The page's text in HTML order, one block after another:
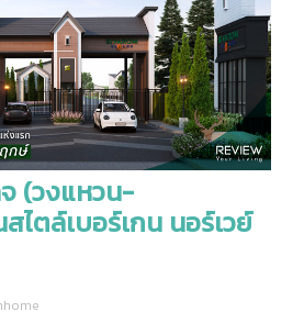
(วงแหวน-
ตล์เบอร์เกน นอร์เวย์